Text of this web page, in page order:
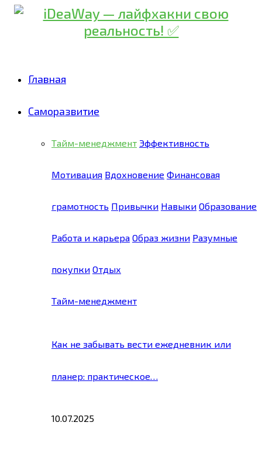
Главная
Саморазвитие
Тайм-менеджмент Эффективность
Мотивация Вдохновение Финансовая
грамотность Привычки Навыки Образование
Работа и карьера Образ жизни Разумные
покупки Отдых
Тайм-менеджмент
Как не забывать вести ежедневник или
планер: практическое…
10.07.2025